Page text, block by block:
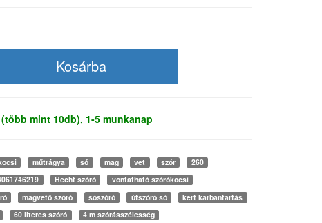
mint 10db), 1-5 munkanap
műtrágya só mag vet szór
260
Hecht szóró
vontatható szórókocsi
magvető szóró sószóró útszóró só
kert karbantartás
60 literes szóró 4 m szórásszélesség